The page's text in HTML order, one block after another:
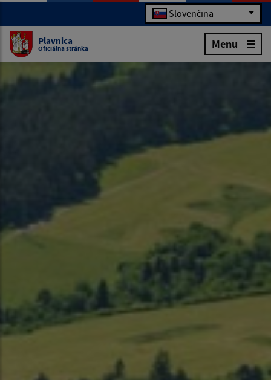
Slovenčina
Plavnica
Oficiálna stránka Menu